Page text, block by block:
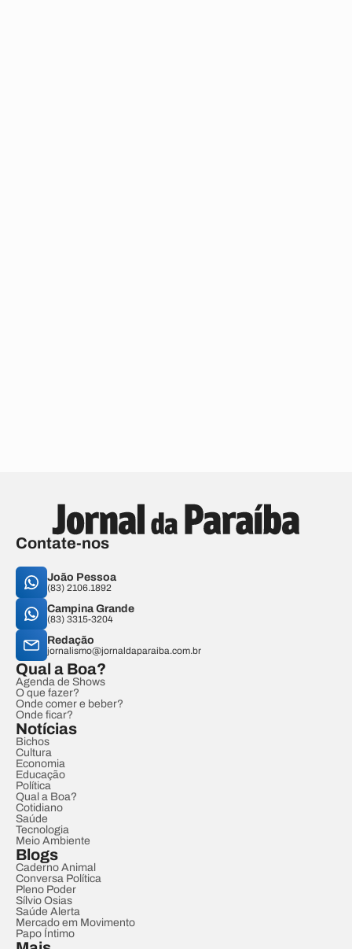
Contate-nos
João Pessoa
(83) 2106.1892
Campina Grande
(83) 3315-3204
Redação
jornalismo@jornaldaparaiba.com.br
Qual a Boa?
Agenda de Shows
O que fazer?
Onde comer e beber?
Onde ficar?
Notícias
Bichos
Cultura
Economia
Educação
Política
Qual a Boa?
Cotidiano
Saúde
Tecnologia
Meio Ambiente
Blogs
Caderno Animal
Conversa Política
Pleno Poder
Sílvio Osias
Saúde Alerta
Mercado em Movimento
Papo Íntimo